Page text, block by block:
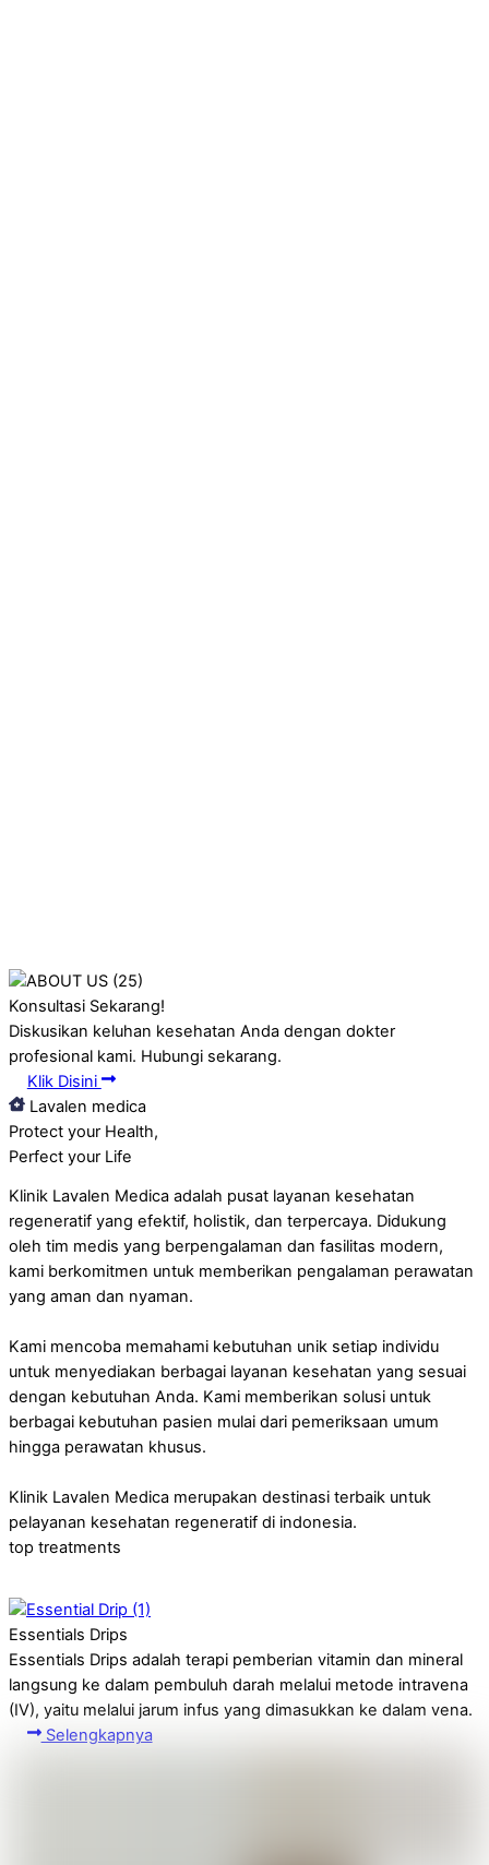
Konsultasi Sekarang!
Diskusikan keluhan kesehatan Anda dengan dokter
profesional kami. Hubungi sekarang.
Klik Disini
Lavalen medica
Protect your Health,
Perfect your Life
Klinik Lavalen Medica adalah pusat layanan kesehatan
regeneratif yang efektif, holistik, dan terpercaya. Didukung
oleh tim medis yang berpengalaman dan fasilitas modern,
kami berkomitmen untuk memberikan pengalaman perawatan
yang aman dan nyaman.
Kami mencoba memahami kebutuhan unik setiap individu
untuk menyediakan berbagai layanan kesehatan yang sesuai
dengan kebutuhan Anda. Kami memberikan solusi untuk
berbagai kebutuhan pasien mulai dari pemeriksaan umum
hingga perawatan khusus.
Klinik Lavalen Medica merupakan destinasi terbaik untuk
pelayanan kesehatan regeneratif di indonesia.
top treatments
Essentials Drips
Essentials Drips adalah terapi pemberian vitamin dan mineral
langsung ke dalam pembuluh darah melalui metode intravena
(IV), yaitu melalui jarum infus yang dimasukkan ke dalam vena.
Selengkapnya